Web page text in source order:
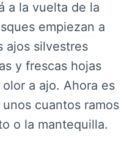
a la vuelta de la
empiezan a
ajos silvestres
y frescas hojas
a ajo. Ahora es
cuantos ramos
o la mantequilla.